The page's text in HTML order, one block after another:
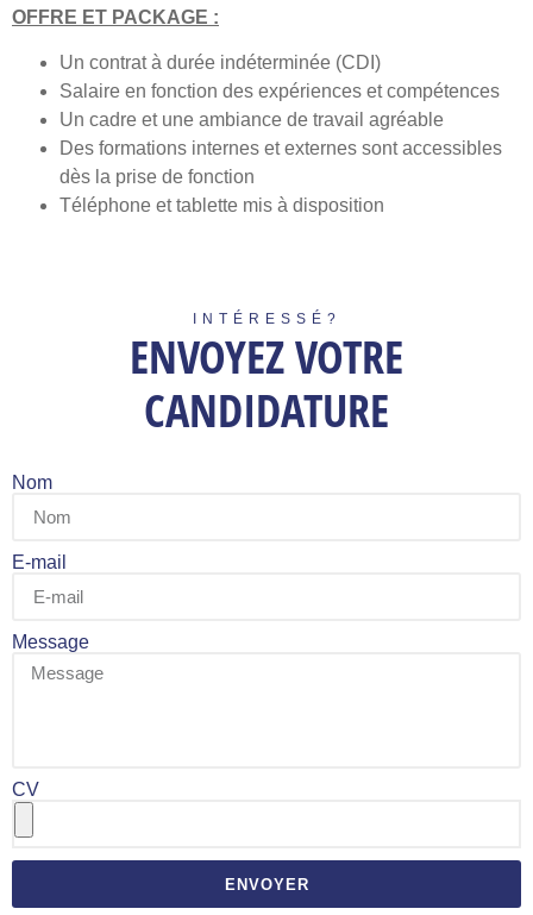
OFFRE ET PACKAGE :
Un contrat à durée indéterminée (CDI)
Salaire en fonction des expériences et compétences
Un cadre et une ambiance de travail agréable
Des formations internes et externes sont accessibles
dès la prise de fonction
Téléphone et tablette mis à disposition
INTÉRESSÉ?
ENVOYEZ VOTRE
CANDIDATURE
Nom
E-mail
Message
CV
ENVOYER